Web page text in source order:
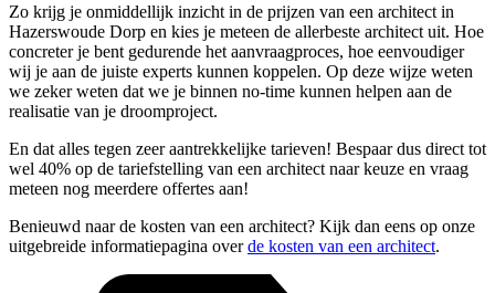
Zo krijg je onmiddellijk inzicht in de prijzen van een architect in
Hazerswoude Dorp en kies je meteen de allerbeste architect uit. Hoe
concreter je bent gedurende het aanvraagproces, hoe eenvoudiger
wij je aan de juiste experts kunnen koppelen. Op deze wijze weten
we zeker weten dat we je binnen no-time kunnen helpen aan de
realisatie van je droomproject.
En dat alles tegen zeer aantrekkelijke tarieven! Bespaar dus direct tot
wel 40% op de tariefstelling van een architect naar keuze en vraag
meteen nog meerdere offertes aan!
Benieuwd naar de kosten van een architect? Kijk dan eens op onze
uitgebreide informatiepagina overde kosten van een architect.